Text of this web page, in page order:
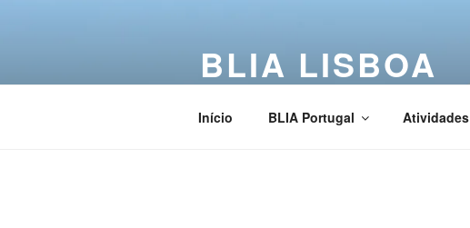
BLIA LISBOA
Início BLIA Portugal Atividades